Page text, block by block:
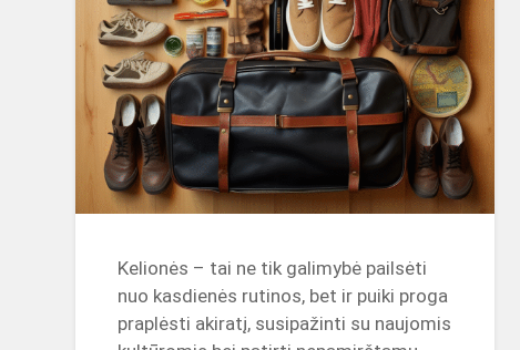
Kelionės – tai ne tik galimybė pailsėti
nuo kasdienės rutinos, bet ir puiki proga
praplėsti akiratį, susipažinti su naujomis